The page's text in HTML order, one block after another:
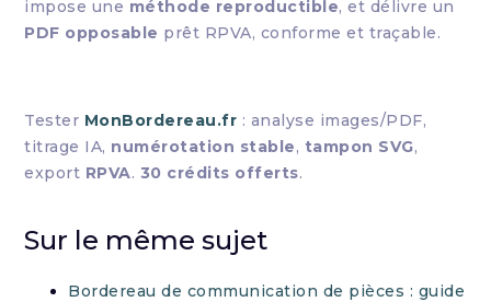
impose une méthode reproductible, et délivre un
PDF opposable prêt RPVA, conforme et traçable.
Tester MonBordereau.fr : analyse images/PDF,
titrage IA, numérotation stable, tampon SVG,
export RPVA. 30 crédits offerts.
Sur le même sujet
Bordereau de communication de pièces : guide